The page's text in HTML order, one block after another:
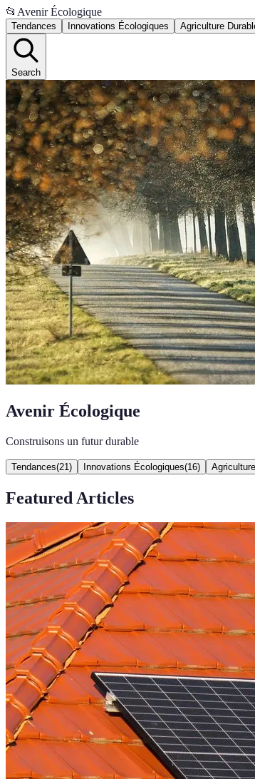
📂 Avenir Écologique
Tendances Innovations Écologiques Agriculture
Search
Avenir Écologique
Construisons un futur durable
Tendances(21 ) Innovations Écologiques(16)
Featured Articles